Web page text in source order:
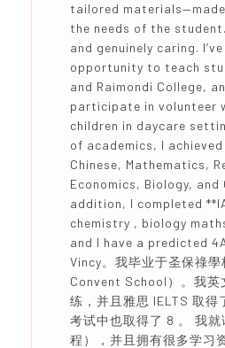
tailored
the needs of the
and genuinely caring.
opportunity to teach
and Raimondi College,
participate in volunteer
children in daycare
of academics, I achieved
Chinese, Mathematics,
Economics, Biology, and
addition, I completed
chemistry , biology
and I have a predicted
Vincy。我毕业于圣保祿學
Convent School）。我英
练，并且雅思 IELTS 取得
考试中也取得了 8 。 我
程），并且拥有很多学习